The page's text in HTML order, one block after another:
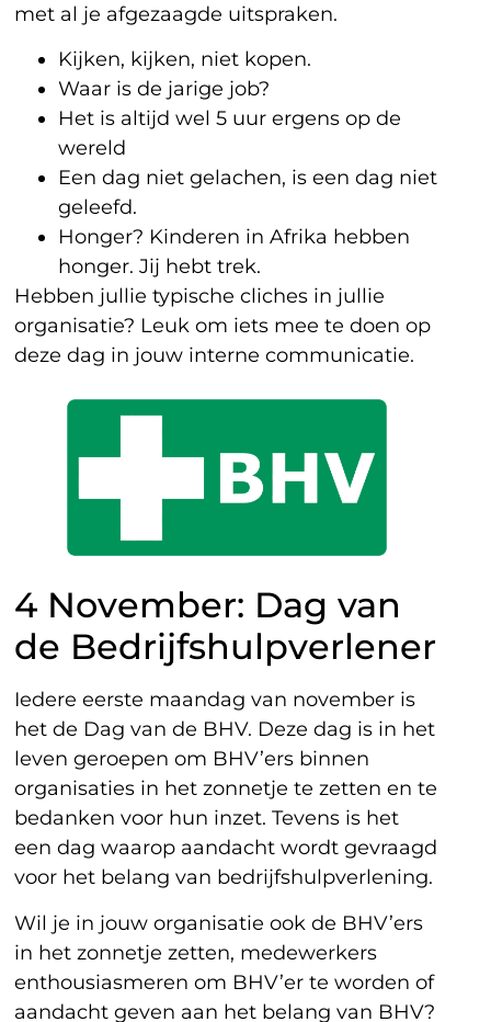
met al je afgezaagde uitspraken.
Kijken, kijken, niet kopen.
Waar is de jarige job?
Het is altijd wel 5 uur ergens op de
wereld
Een dag niet gelachen, is een dag niet
geleefd.
Honger? Kinderen in Afrika hebben
honger. Jij hebt trek.
Hebben jullie typische cliches in jullie
organisatie? Leuk om iets mee te doen op
deze dag in jouw interne communicatie.
4 November: Dag van
de Bedrijfshulpverlener
Iedere eerste maandag van november is
het de Dag van de BHV. Deze dag is in het
leven geroepen om BHV’ers binnen
organisaties in het zonnetje te zetten en te
bedanken voor hun inzet. Tevens is het
een dag waarop aandacht wordt gevraagd
voor het belang van bedrijfshulpverlening.
Wil je in jouw organisatie ook de BHV’ers
in het zonnetje zetten, medewerkers
enthousiasmeren om BHV’er te worden of
aandacht geven aan het belang van BHV?